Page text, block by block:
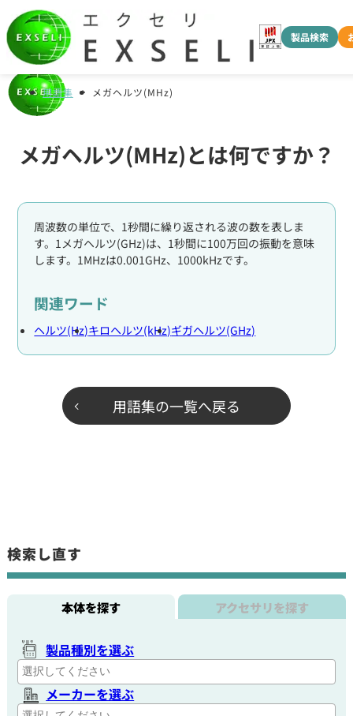
製品検索
用語集 メガヘルツ(MHz)
メガヘルツ(MHz)とは何ですか？
周波数の単位で、1秒間に繰り返される波の数を表しま
す。1メガヘルツ(GHz)は、1秒間に100万回の振動を意味
します。1MHzは0.001GHz、1000kHzです。
関連ワード
ヘルツ(Hz)キロヘルツ(kHz)ギガヘルツ(GHz)
用語集の一覧へ戻る
検索し直す
本体を探す アクセサリを探す
製品種別を選ぶ
メーカーを選ぶ